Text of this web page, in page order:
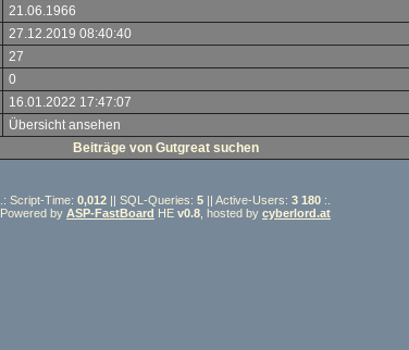
21.06.1966
27.12.2019 08:40:40
27
0
16.01.2022 17:47:07
Übersicht ansehen
Beiträge von Gutgreat suchen
.: Script-Time: 0,012 || SQL-Queries: 5 || Active-Users: 3 180 :.
Powered by ASP-FastBoard HE v0.8 , hosted by cyberlord.at